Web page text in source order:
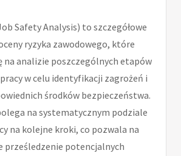
Safety Analysis) to szczegółowe
ryzyka zawodowego, które
na analizie poszczególnych etapów
w celu identyfikacji zagrożeń i
środków bezpieczeństwa.
na systematycznym podziale
na kolejne kroki, co pozwala na
prześledzenie potencjalnych